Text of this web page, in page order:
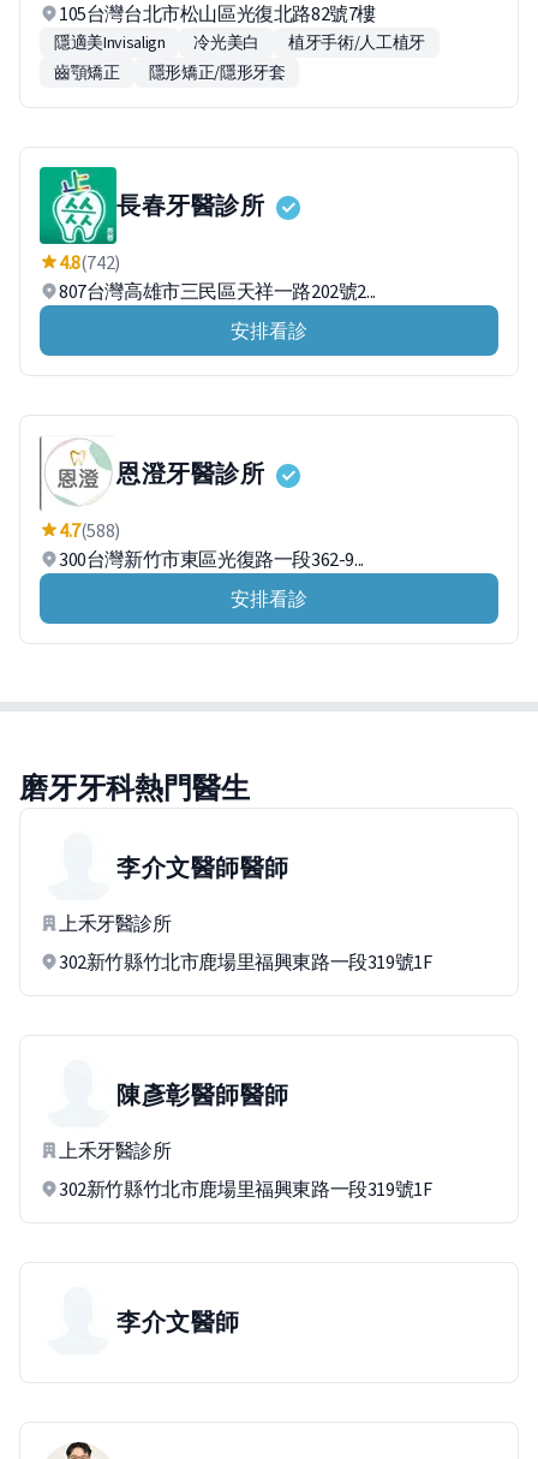
105台灣台北市松山區光復北路82號7樓
隱適美Invisalign 冷光美白
植牙手術/人工植牙
齒顎矯正
隱形矯正/隱形牙套
長春牙醫診所
4.8(742)
807台灣高雄市三民區天祥一路202號2...
安排看診
恩澄牙醫診所
4.7(588)
300台灣新竹市東區光復路一段362-9...
安排看診
磨牙牙科熱門醫生
李介文醫師醫師
上禾牙醫診所
302新竹縣竹北市鹿場里福興東路一段319號1F
陳彥彰醫師醫師
上禾牙醫診所
302新竹縣竹北市鹿場里福興東路一段319號1F
李介文醫師